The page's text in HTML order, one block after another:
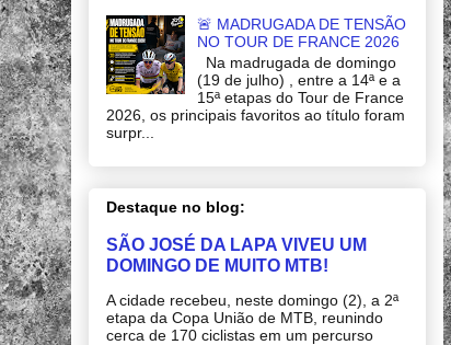
🚨 MADRUGADA DE TENSÃO
NO TOUR DE FRANCE 2026
Na madrugada de domingo
(19 de julho) , entre a 14ª e a
15ª etapas do Tour de France
2026, os principais favoritos ao título foram
surpr...
Destaque no blog:
SÃO JOSÉ DA LAPA VIVEU UM
DOMINGO DE MUITO MTB!
A cidade recebeu, neste domingo (2), a 2ª
etapa da Copa União de MTB, reunindo
cerca de 170 ciclistas em um percurso